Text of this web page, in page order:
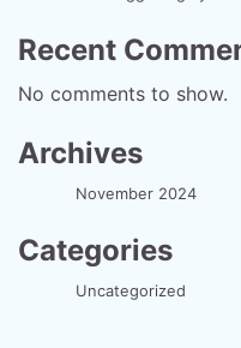
Recent
No comments to show.
Archives
November 2024
Categories
Uncategorized